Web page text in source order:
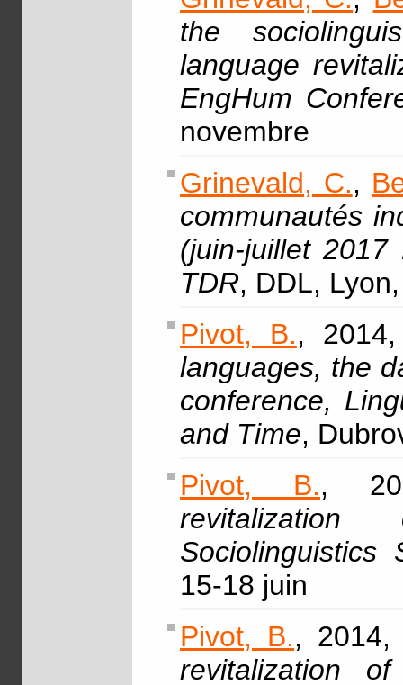
the
language
EngHum
novembre
Grinevald, C.,
communautés
(juin-juillet
TDR, DDL,
Pivot, B.,
languages, the
conference,
and Time,
Pivot, B.,
revitalization
Sociolinguistics
15-18 juin
Pivot, B., 2014,
revitalization